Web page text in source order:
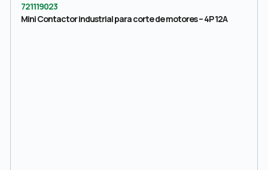
721119023
Mini Contactor industrial para corte de motores – 4P 12A